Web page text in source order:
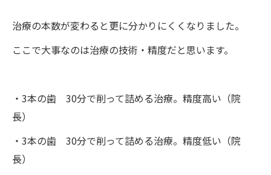
治療の本数が変わると更に分かりにくくなりました。
ここで大事なのは治療の技術・精度だと思います。
・3本の歯 30分で削って詰める治療。精度高い（院
長）
・3本の歯 30分で削って詰める治療。精度低い（院
長）